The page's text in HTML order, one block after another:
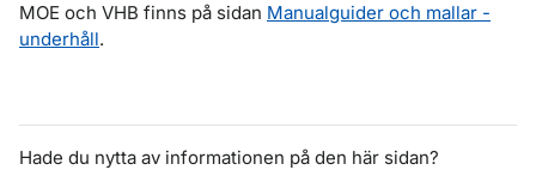
MOE och VHB finns på sidan Manualguider och mallar -
underhåll.
Hade du nytta av informationen på den här sidan?